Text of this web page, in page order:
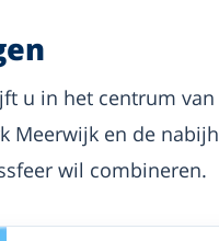
u in het centrum
Meerwijk en de
wil combineren.